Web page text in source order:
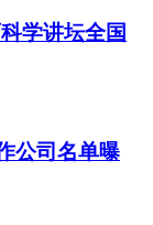
学讲坛全国
公司名单曝